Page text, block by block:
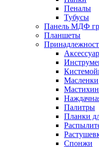
Пеналы
Тубусы
Панель МДФ
Планшеты
Масленки
Палитры
Планки
Спонжи